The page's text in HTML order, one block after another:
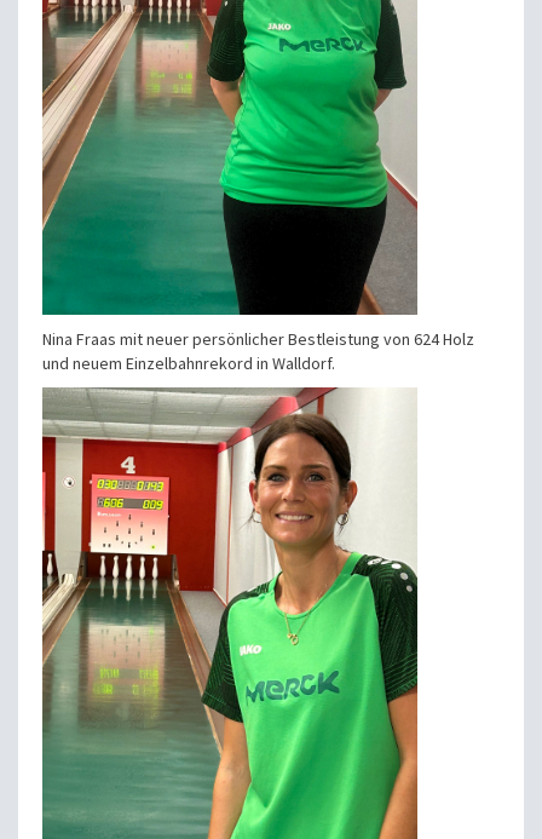
Nina Fraas mit neuer persönlicher Bestleistung von 624 Holz
und neuem Einzelbahnrekord in Walldorf.